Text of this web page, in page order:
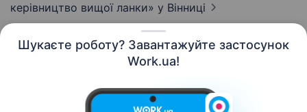
Шукаєте роботу? Завантажуйте застосунок
Work.ua!
керівництво вищої ланки» у Вінниці